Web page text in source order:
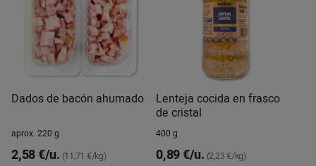
Dados de bacón ahumado
aprox. 220 g
2,58 €/u. (11,71 €/kg)
Lenteja cocida en frasco
de cristal
400 g
0,89 €/u. (2,23 €/kg)